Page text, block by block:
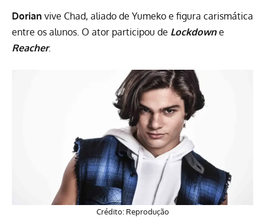
Dorian vive Chad, aliado de Yumeko e figura carismática
entre os alunos. O ator participou de Lockdown e
Reacher.
Crédito: Reprodução